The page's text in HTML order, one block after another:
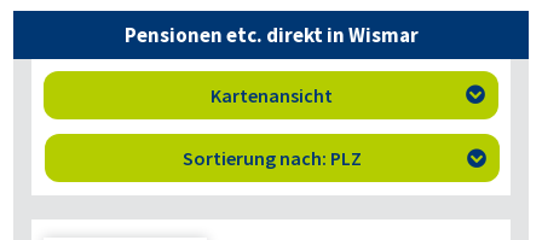
Pensionen etc. direkt in Wismar
Kartenansicht 
Sortierung nach: PLZ 